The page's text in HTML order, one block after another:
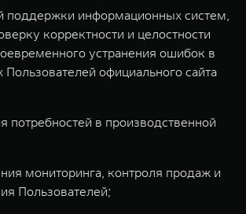
поддержки информационных систем,
корректности и целостности
устранения ошибок в
Пользователей официального сайта
потребностей в производственной
мониторинга, контроля продаж и
Пользователей;